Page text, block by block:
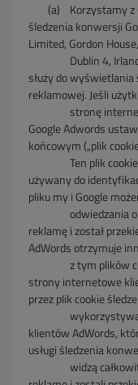
(a)
Korzystamy z
śledzenia konwersji
Limited, Gordon
Dublin 4,
służy do
reklamowej. Jeśli
stronę
Google Adwords
końcowym („plik
Ten plik cookie
używany do
pliku my i Google
odwiedzania
reklamę i został
AdWords otrzymuje
ztym plików
strony internetowe
przez plik cookie
klientówAdWords,
usługi śledzenia
widzą